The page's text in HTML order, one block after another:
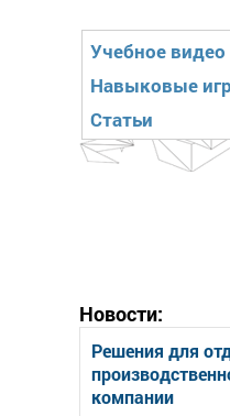
Учебное видео
Навыковые
Статьи
Новости:
Решения для
компании